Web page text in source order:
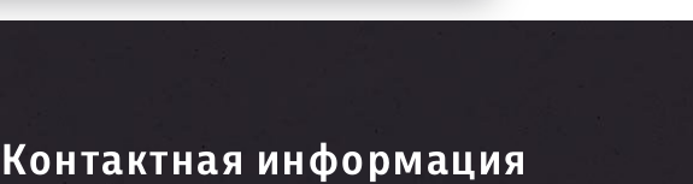
Контактная информация